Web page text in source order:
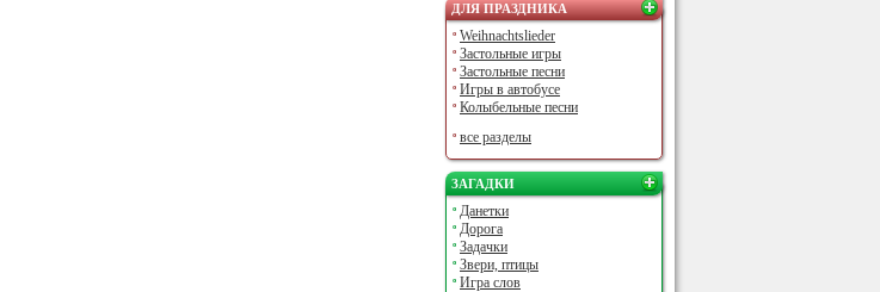
ДЛЯ ПРАЗДНИКА
Weihnachtslieder
Застольные игры
Застольные песни
Игры в автобусе
Колыбельные песни
все разделы
ЗАГАДКИ
Данетки
Дорога
Задачки
Звери, птицы
Игра слов